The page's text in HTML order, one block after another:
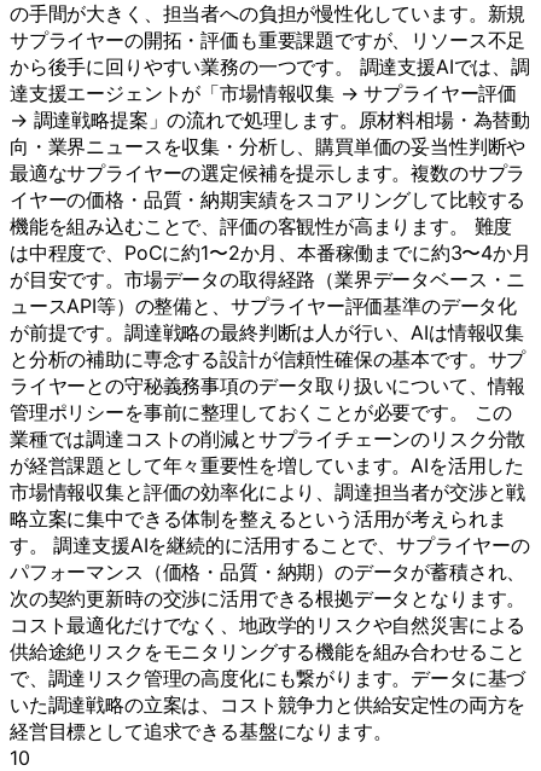
の手間が大きく、担当者への負担が慢性化しています。新規
サプライヤーの開拓・評価も重要課題ですが、リソース不足
から後手に回りやすい業務の一つです。 調達支援AIでは、調
達支援エージェントが「市場情報収集 → サプライヤー評価
→ 調達戦略提案」の流れで処理します。原材料相場・為替動
向・業界ニュースを収集・分析し、購買単価の妥当性判断や
最適なサプライヤーの選定候補を提示します。複数のサプラ
イヤーの価格・品質・納期実績をスコアリングして比較する
機能を組み込むことで、評価の客観性が高まります。 難度
は中程度で、PoCに約1〜2か月、本番稼働までに約3〜4か月
が目安です。市場データの取得経路（業界データベース・ニ
ュースAPI等）の整備と、サプライヤー評価基準のデータ化
が前提です。調達戦略の最終判断は人が行い、AIは情報収集
と分析の補助に専念する設計が信頼性確保の基本です。サプ
ライヤーとの守秘義務事項のデータ取り扱いについて、情報
管理ポリシーを事前に整理しておくことが必要です。 この
業種では調達コストの削減とサプライチェーンのリスク分散
が経営課題として年々重要性を増しています。AIを活用した
市場情報収集と評価の効率化により、調達担当者が交渉と戦
略立案に集中できる体制を整えるという活用が考えられま
す。 調達支援AIを継続的に活用することで、サプライヤーの
パフォーマンス（価格・品質・納期）のデータが蓄積され、
次の契約更新時の交渉に活用できる根拠データとなります。
コスト最適化だけでなく、地政学的リスクや自然災害による
供給途絶リスクをモニタリングする機能を組み合わせること
で、調達リスク管理の高度化にも繋がります。データに基づ
いた調達戦略の立案は、コスト競争力と供給安定性の両方を
経営目標として追求できる基盤になります。
10